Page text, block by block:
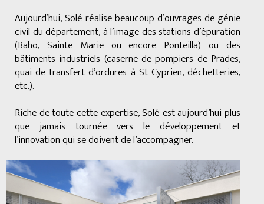
Aujourd’hui, Solé réalise beaucoup d’ouvrages de génie
civil du département, à l’image des stations d’épuration
(Baho, Sainte Marie ou encore Ponteilla) ou des
bâtiments industriels (caserne de pompiers de Prades,
quai de transfert d’ordures à St Cyprien, déchetteries,
etc.).
Riche de toute cette expertise, Solé est aujourd’hui plus
que jamais tournée vers le développement et
l’innovation qui se doivent de l’accompagner.